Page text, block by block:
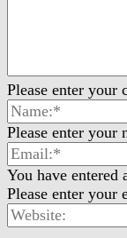
Please enter your
Please enter your
You have entered
Please enter your